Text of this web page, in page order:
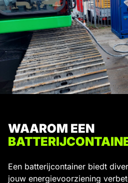
WAAROM EEN
Een batterijcontainer biedt
jouw energievoorziening